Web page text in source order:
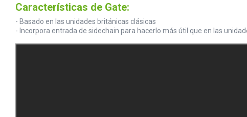
Características de Gate:
- Basado en las unidades británicas clásicas
- Incorpora entrada de sidechain para hacerlo más útil que en las